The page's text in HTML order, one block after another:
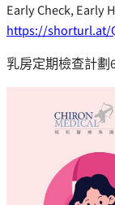
Early Check, Early
https://shorturl.at/
乳房定期檢查計劃